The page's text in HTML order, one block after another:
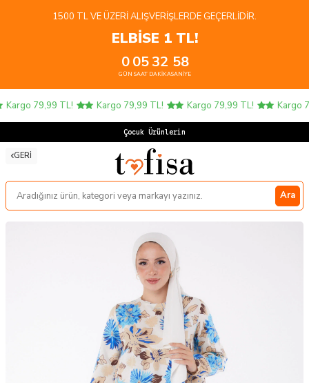
1500 TL VE ÜZERI ALIŞVERIŞLERDE GEÇERLIDIR.
ELBİSE 1 TL!
0
GÜN
05
SAAT
32
DAKIKA
58
SANIYE
79,99 TL! Kargo 79,99 TL! Kargo 79,99 TL! Kargo
Çocuk Ürünlerinde
GERI
Ara